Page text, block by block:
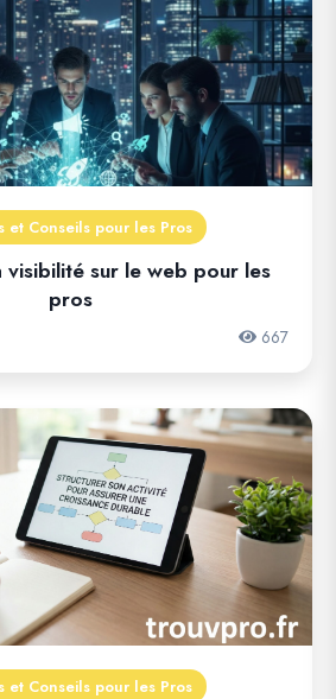
et Conseils pour les Pros
visibilité sur le web pour les
pros
667
et Conseils pour les Pros